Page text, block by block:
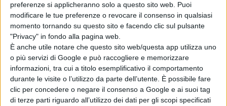
preferenze si applicheranno solo a questo sito web. Puoi
modificare le tue preferenze o revocare il consenso in qualsiasi
momento tornando su questo sito e facendo clic sul pulsante
"Privacy" in fondo alla pagina web.
È anche utile notare che questo sito web/questa app utilizza uno
o più servizi di Google e può raccogliere e memorizzare
informazioni, tra cui a titolo esemplificativo il comportamento
durante le visite o l’utilizzo da parte dell’utente. È possibile fare
clic per concedere o negare il consenso a Google e ai suoi tag
di terze parti riguardo all’utilizzo dei dati per gli scopi specificati
incolumità, fatta salva in ogni caso l’adozione di idonee
misure organizzative ed operative che riconducano il
rischio di esposizione dei lavoratori alle alte
temperature ad un livello accettabile.
Condividi su: